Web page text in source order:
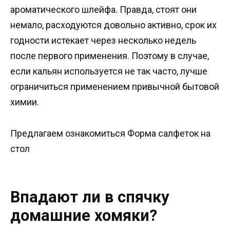
ароматического шлейфа. Правда, стоят они
немало, расходуются довольно активно, срок их
годности истекает через несколько недель
после первого применения. Поэтому в случае,
если кальян используется не так часто, лучше
ограничиться применением привычной бытовой
химии.
Предлагаем ознакомиться Форма салфеток на
стол
Впадают ли в спячку
домашние хомяки?